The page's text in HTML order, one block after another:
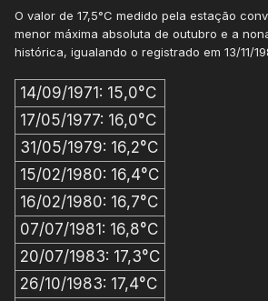
O valor de 17,5°C medido pela estação
menor máxima absoluta de outubro e a
histórica, igualando o registrado em 13/11/
14/09/1971: 15,0°C
17/05/1977: 16,0°C
31/05/1979: 16,2°C
15/02/1980: 16,4°C
16/02/1980: 16,7°C
07/07/1981: 16,8°C
20/07/1983: 17,3°C
26/10/1983: 17,4°C